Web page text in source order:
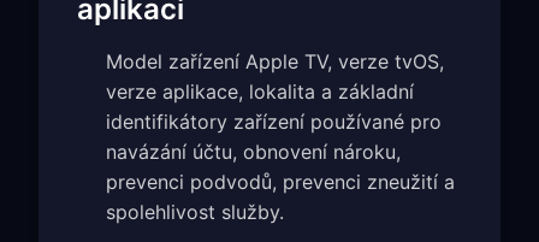
aplikaci
Model zařízení Apple TV, verze tvOS,
verze aplikace, lokalita a základní
identifikátory zařízení používané pro
navázání účtu, obnovení nároku,
prevenci podvodů, prevenci zneužití a
spolehlivost služby.